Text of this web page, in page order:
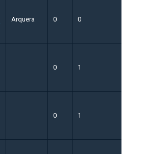
Arquera 0 0
0 1
0 1